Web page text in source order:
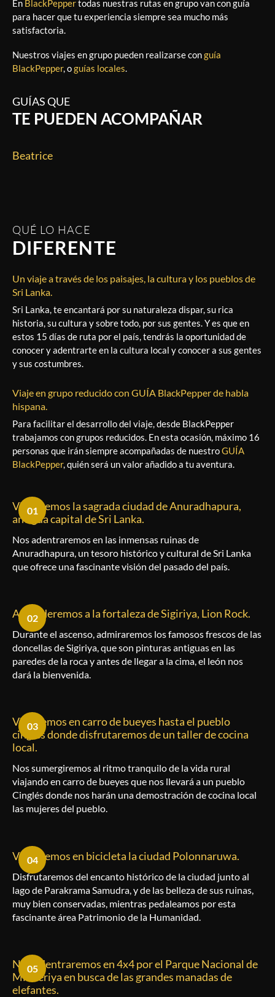
En BlackPeppertodas nuestras rutas en grupo van con guía
para hacer que tu experiencia siempre sea mucho más
satisfactoria.
Nuestros viajes en grupo pueden realizarse conguía
BlackPepper, oguías locales.
GUÍAS QUE
TE PUEDEN ACOMPAÑAR
Beatrice
QUÉ LO HACE
DIFERENTE
Un viaje a través de los paisajes, la cultura y los pueblos de
Sri Lanka.
Sri Lanka, te encantará por su naturaleza dispar, su rica
historia, su cultura y sobre todo, por sus gentes. Y es que en
estos 15 días de ruta por el país, tendrás la oportunidad de
conocer y adentrarte en la cultura local y conocer a sus gentes
y sus costumbres.
Viaje en grupo reducido con GUÍA BlackPepper de habla
hispana.
Para facilitar el desarrollo del viaje, desde BlackPepper
trabajamos con grupos reducidos. En esta ocasión, máximo 16
personas que irán siempre acompañadas de nuestroGUÍA
BlackPepper, quién será un valor añadido a tu aventura.
Visitaremos la sagrada ciudad de Anuradhapura,
antigua capital de Sri Lanka.
01
Nos adentraremos en las inmensas ruinas de
Anuradhapura, un tesoro histórico y cultural de Sri Lanka
que ofrece una fascinante visión del pasado del país.
Ascenderemos a la fortaleza de Sigiriya, Lion Rock.
02
Durante el ascenso, admiraremos los famosos frescos de las
doncellas de Sigiriya, que son pinturas antiguas en las
paredes de la roca y antes de llegar a la cima, el león nos
dará la bienvenida.
Viajaremos en carro de bueyes hasta el pueblo
cinglés donde disfrutaremos de un taller de cocina
local.
03
Nos sumergiremos al ritmo tranquilo de la vida rural
viajando en carro de bueyes que nos llevará a un pueblo
Cinglés donde nos harán una demostración de cocina local
las mujeres del pueblo.
Visitaremos en bicicleta la ciudad Polonnaruwa.
04
Disfrutaremos del encanto histórico de la ciudad junto al
lago de Parakrama Samudra, y de las belleza de sus ruinas,
muy bien conservadas, mientras pedaleamos por esta
fascinante área Patrimonio de la Humanidad.
Nos adentraremos en 4x4 por el Parque Nacional de
Minneriya en busca de las grandes manadas de
elefantes.
05